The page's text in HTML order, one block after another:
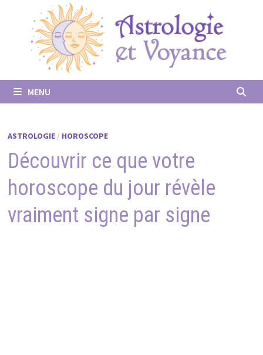
contenu
MENU
ASTROLOGIE/ HOROSCOPE
Découvrir ce que votre
horoscope du jour révèle
vraiment signe par signe